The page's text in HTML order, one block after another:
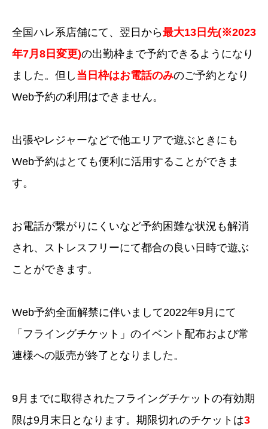
全国ハレ系店舗にて、翌日から最大13日先(※2023
年7月8日変更)の出勤枠まで予約できるようになり
ました。但し 当日枠はお電話のみのご予約となり
Web予約の利用はできません。
出張やレジャーなどで他エリアで遊ぶときにも
Web予約はとても便利に活用することができま
す。
お電話が繋がりにくいなど予約困難な状況も解消
され、ストレスフリーにて都合の良い日時で遊ぶ
ことができます。
Web予約全面解禁に伴いまして2022年9月にて
「フライングチケット」のイベント配布および常
連様への販売が終了となりました。
9月までに取得されたフライングチケットの有効期
限は9月末日となります。期限切れのチケットは3